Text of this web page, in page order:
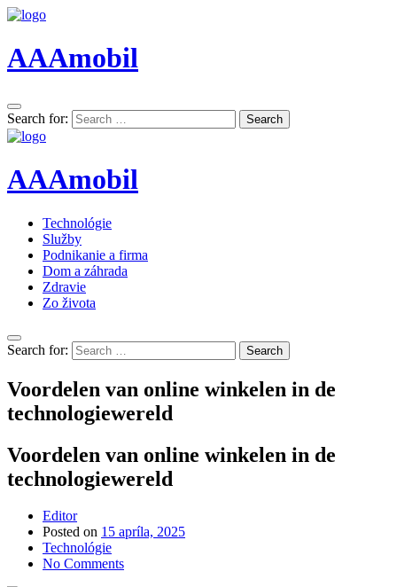
AAAmobil
Search for: Search
AAAmobil
Technológie
Služby
Podnikanie a firma
Dom a záhrada
Zdravie
Zo života
Search for: Search
Voordelen van online winkelen in de
technologiewereld
Voordelen van online winkelen in de
technologiewereld
Editor
Posted on 15 apríla, 2025
Technológie
No Comments